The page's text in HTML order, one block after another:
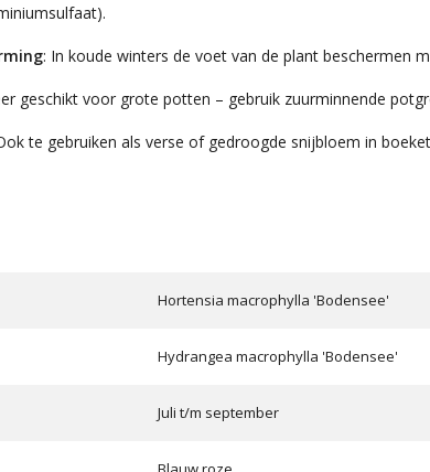
: In koude winters de voet van de plant beschermen
geschikt voor grote potten – gebruik zuurminnende
te gebruiken als verse of gedroogde snijbloem in
Hortensia macrophylla 'Bodensee'
Hydrangea macrophylla 'Bodensee'
Juli t/m september